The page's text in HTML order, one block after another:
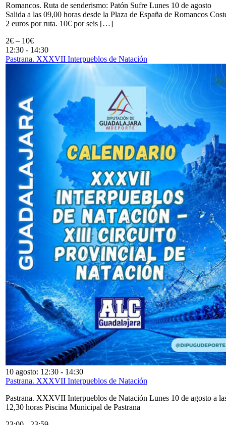
Romancos. Ruta de senderismo: Patón Sufre Lunes 10 de agosto
Salida a las 09,00 horas desde la Plaza de España de Romancos
2 euros por ruta. 10€ por seis […]
2€ – 10€
12:30 - 14:30
Pastrana. XXXVII Interpueblos de Natación
10 agosto: 12:30 - 14:30
Pastrana. XXXVII Interpueblos de Natación
Pastrana. XXXVII Interpueblos de Natación Lunes 10 de agosto a
12,30 horas Piscina Municipal de Pastrana